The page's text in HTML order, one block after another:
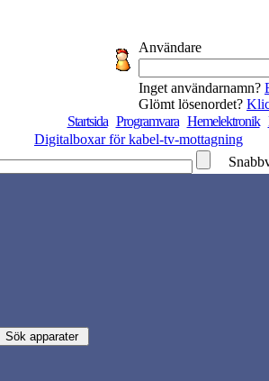
Användare
Inget användarnamn?
Glömt lösenordet?
Startsida Programvara Hemelektronik
Digitalboxar för kabel-tv-mottagning